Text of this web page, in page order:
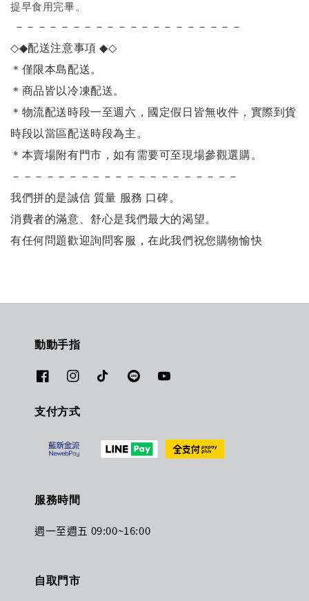
提早食用完畢。
－－－－－－－－－－－－－－－－－－－－
◇◆配送注意事項◆◇
＊僅限本島配送。
＊商品皆以冷凍配送。
＊物流配送時段一至週六，國定假日皆無收件，實際到貨
時段以當區配送時段為主。
＊本賣場附有門市，如有需要可至現場參觀選購。
－－－－－－－－－－－－－－－－－－－－
我們拼的是誠信 質量 服務 口碑。
消費者的滿意、舒心是我們最大的渴望。
有任何問題歡迎詢問客服，在此我們祝您購物愉快
動動手指
支付方式
服務時間
週一至週五 09:00~16:00
自取門市